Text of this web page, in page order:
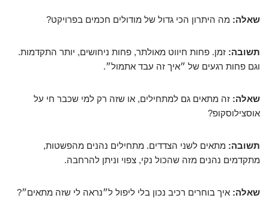
שאלה: מה היתרון הכי גדול של מודולים חכמים בפרויקט?
תשובה: זמן. פחות חיווט מאולתר, פחות ניחושים, יותר התקדמות.
וגם פחות רגעים של ״איך זה עבד אתמול״.
שאלה: זה מתאים גם למתחילים, או שזה רק למי שכבר חי על
אוסצילוסקופ?
תשובה: מתאים לשני הצדדים. מתחילים נהנים מהפשטות,
מתקדמים נהנים מזה שהכול נקי, צפוי וניתן להרחבה.
שאלה: איך בוחרים רכיב נכון בלי ליפול ל״נראה לי שזה מתאים״?